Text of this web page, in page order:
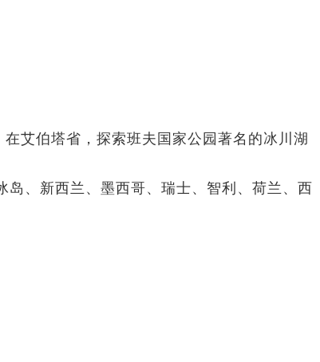
艾伯塔省，探索班夫国家公园著名的冰川湖
、新西兰、墨西哥、瑞士、智利、荷兰、西